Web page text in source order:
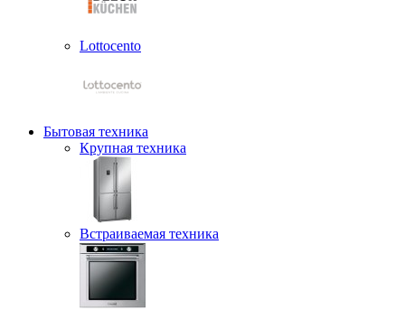
Lottocento
Бытовая техника
Крупная техника
Встраиваемая техника